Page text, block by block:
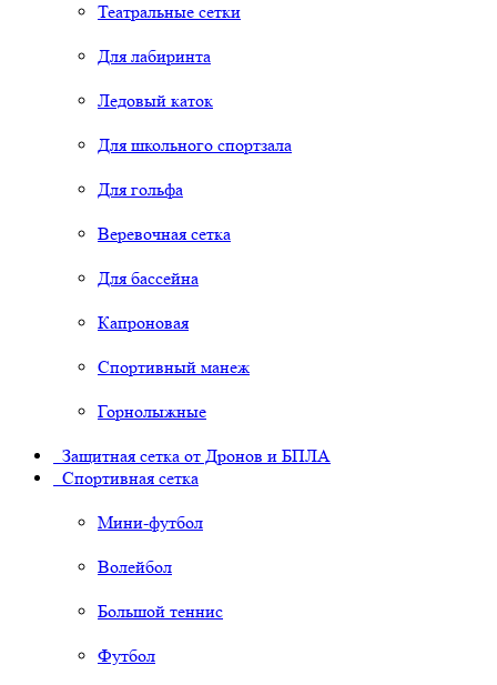
Театральные сетки
Для лабиринта
Ледовый каток
Для школьного спортзала
Для гольфа
Веревочная сетка
Для бассейна
Капроновая
Спортивный манеж
Горнолыжные
Защитная сетка от Дронов и БПЛА
Спортивная сетка
Мини-футбол
Волейбол
Большой теннис
Футбол